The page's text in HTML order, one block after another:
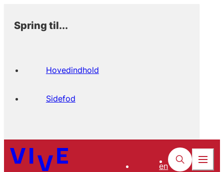
Spring til...
Hovedindhold
Sidefod
en